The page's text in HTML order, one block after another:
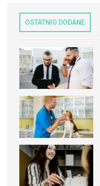
OSTATNIO DODANE